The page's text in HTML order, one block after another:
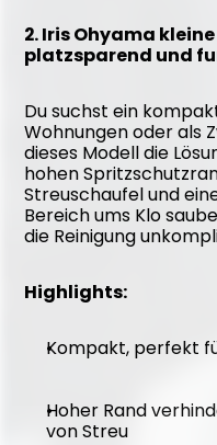
2. Iris Ohyama
platzsparend und
Du suchst ein
Wohnungen oder als
dieses Modell die
hohen
Streuschaufel und
Bereich ums Klo
die Reinigung
Highlights:
Kompakt, perfekt
Hoher Rand
von Streu